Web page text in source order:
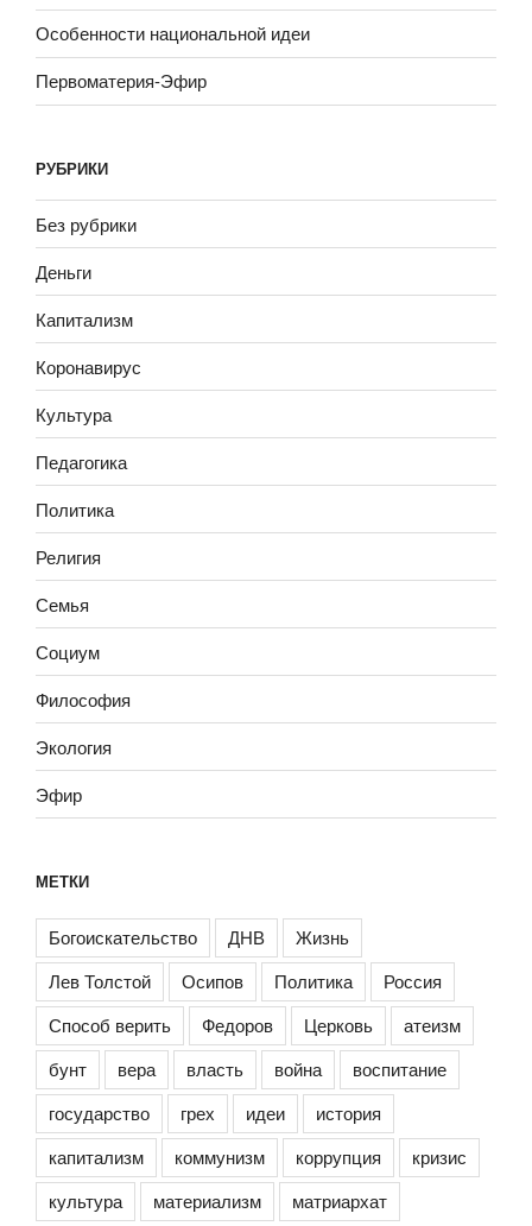
Особенности национальной идеи
Первоматерия-Эфир
РУБРИКИ
Без рубрики
Деньги
Капитализм
Коронавирус
Культура
Педагогика
Политика
Религия
Семья
Социум
Философия
Экология
Эфир
МЕТКИ
Богоискательство ДНВ
Жизнь
Лев Толстой
Осипов Политика
Россия
Способ верить
Федоров Церковь
атеизм
бунт
вера власть война
воспитание
государство
грех идеи
история
капитализм
коммунизм коррупция
кризис
культура
материализм матриархат